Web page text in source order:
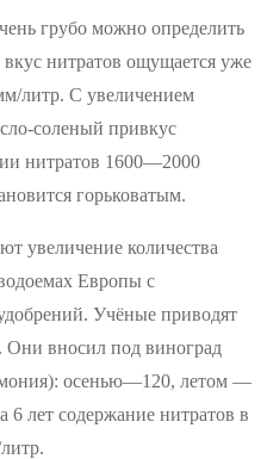
грубо можно определить
нитратов ощущается уже
литр. С увеличением
соленый привкус
нитратов 1600—2000
горьковатым.
увеличение количества
Европы с
Учёные приводят
Они вносил под виноград
осенью—120, летом —
6 лет содержание нитратов в